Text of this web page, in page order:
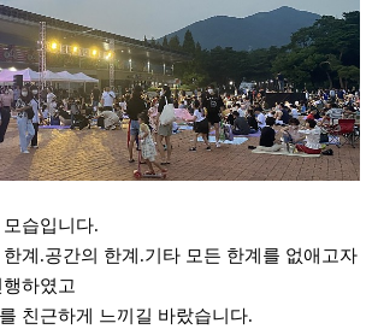
습입니다.
계.공간의 한계.기타 모든 한계를 없애고자
하였고
친근하게 느끼길 바랐습니다.